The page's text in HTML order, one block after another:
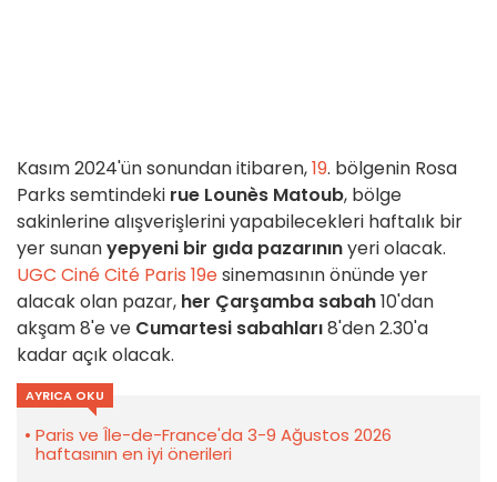
Kasım 2024'ün sonundan itibaren,19. bölgenin Rosa
Parks semtindeki rue Lounès Matoub, bölge
sakinlerine alışverişlerini yapabilecekleri haftalık bir
yer sunanyepyeni bir gıda pazarınınyeri olacak.
UGC Ciné Cité Paris 19esinemasının önünde yer
alacak olan pazar, her Çarşamba sabah10'dan
akşam 8'e ve Cumartesi sabahları8'den 2.30'a
kadar açık olacak.
AYRICA OKU
Paris ve Île-de-France'da 3-9 Ağustos 2026
haftasının en iyi önerileri